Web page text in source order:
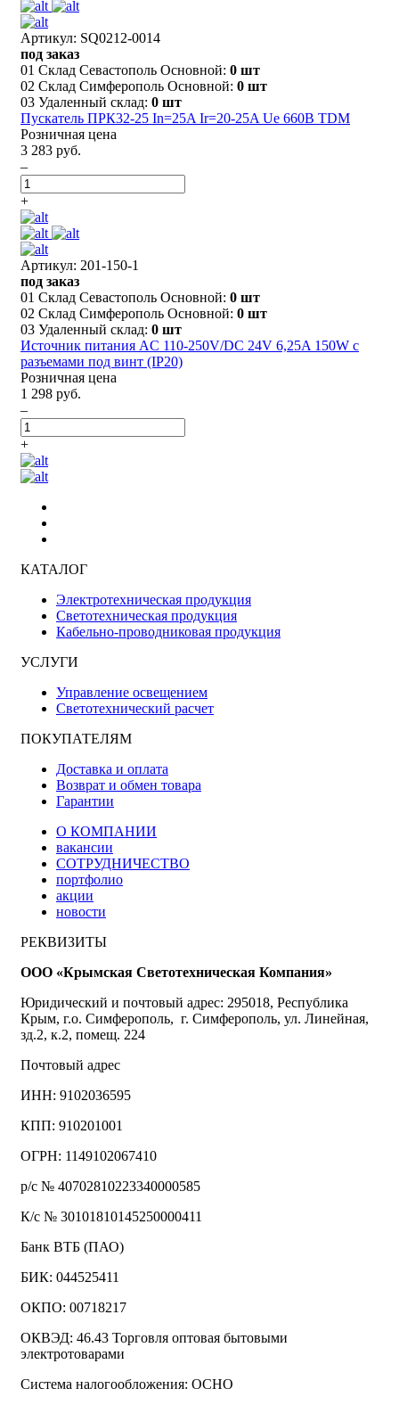
Артикул: SQ0212-0014
под заказ
01 Склад Севастополь Основной: 0 шт
02 Склад Симферополь Основной: 0 шт
03 Удаленный склад: 0 шт
Пускатель ПРК32-25 In=25A Ir=20-25A Ue 660В TDM
Розничная цена
3 283 руб.
–
+
Артикул: 201-150-1
под заказ
01 Склад Севастополь Основной: 0 шт
02 Склад Симферополь Основной: 0 шт
03 Удаленный склад: 0 шт
Источник питания AC 110-250V/DC 24V 6,25A 150W с
разъемами под винт (IP20)
Розничная цена
1 298 руб.
–
+
КАТАЛОГ
Электротехническая продукция
Светотехническая продукция
Кабельно-проводниковая продукция
УСЛУГИ
Управление освещением
Светотехнический расчет
ПОКУПАТЕЛЯМ
Доставка и оплата
Возврат и обмен товара
Гарантии
О КОМПАНИИ
вакансии
СОТРУДНИЧЕСТВО
портфолио
акции
новости
РЕКВИЗИТЫ
ООО «Крымская Светотехническая Компания»
Юридический и почтовый адрес: 295018, Республика
Крым, г.о. Симферополь, г. Симферополь, ул. Линейная,
зд.2, к.2, помещ. 224
Почтовый адрес
ИНН: 9102036595
КПП: 910201001
ОГРН: 1149102067410
р/с № 40702810223340000585
К/с № 30101810145250000411
Банк ВТБ (ПАО)
БИК: 044525411
ОКПО: 00718217
ОКВЭД: 46.43 Торговля оптовая бытовыми
электротоварами
Система налогообложения: ОСНО